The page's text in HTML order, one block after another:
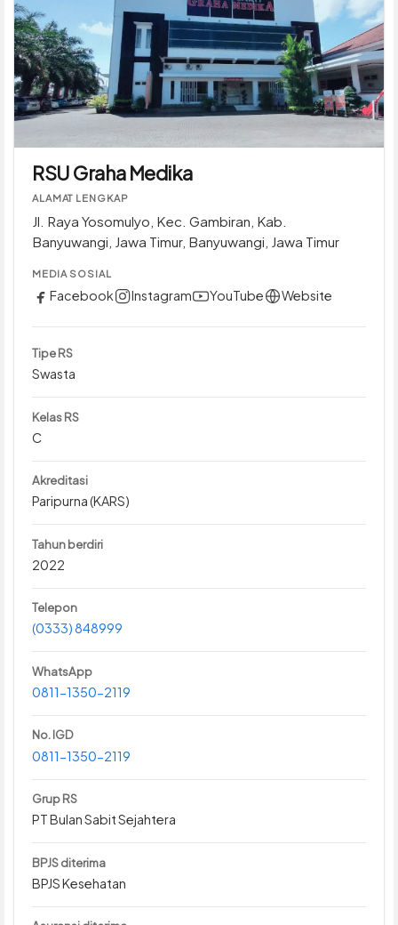
RSU Graha Medika
ALAMAT LENGKAP
Jl. Raya Yosomulyo, Kec. Gambiran, Kab.
Banyuwangi, Jawa Timur, Banyuwangi, Jawa Timur
MEDIA SOSIAL
Facebook Instagram YouTube Website
Tipe RS
Swasta
Kelas RS
C
Akreditasi
Paripurna (KARS)
Tahun berdiri
2022
Telepon
(0333) 848999
WhatsApp
0811-1350-2119
No. IGD
0811-1350-2119
Grup RS
PT Bulan Sabit Sejahtera
BPJS diterima
BPJS Kesehatan